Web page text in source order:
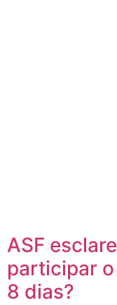
ASF
participar
8 dias?